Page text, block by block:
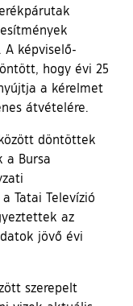
képviselő-
hogy évi 25
a kérelmet
átvételére.
döntöttek
a Bursa
Tatai Televízió
az
jövő évi
szerepelt